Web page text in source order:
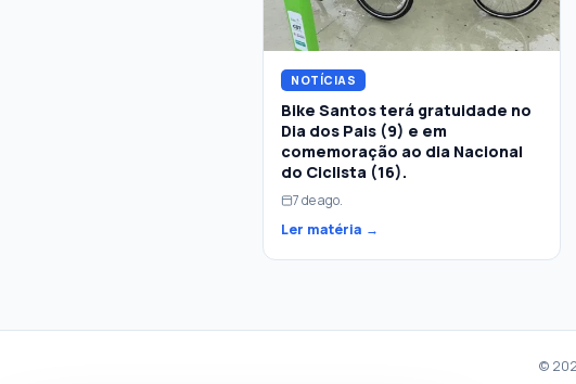
NOTÍCIAS
Bike Santos terá gratuidade no
Dia dos Pais (9) e em
comemoração ao dia Nacional
do Ciclista (16).
7 de ago.
Ler matéria →
©